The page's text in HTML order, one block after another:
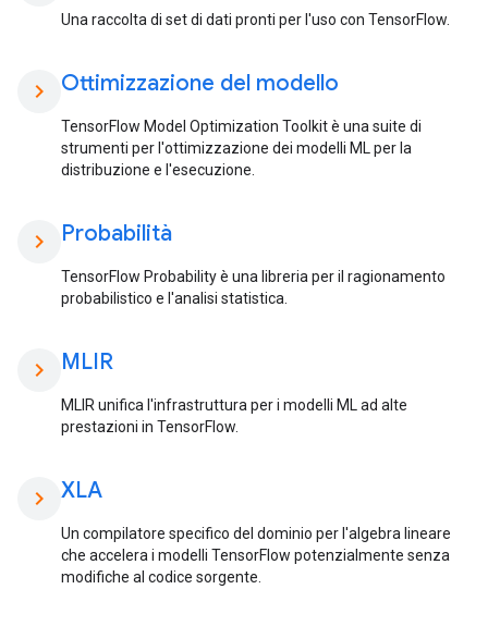
Una raccolta di set di dati pronti per l'uso con TensorFlow.
chevron_right Ottimizzazione del modello
TensorFlow Model Optimization Toolkit è una suite di
strumenti per l'ottimizzazione dei modelli ML per la
distribuzione e l'esecuzione.
chevron_right Probabilità
TensorFlow Probability è una libreria per il ragionamento
probabilistico e l'analisi statistica.
chevron_right MLIR
MLIR unifica l'infrastruttura per i modelli ML ad alte
prestazioni in TensorFlow.
chevron_right XLA
Un compilatore specifico del dominio per l'algebra lineare
che accelera i modelli TensorFlow potenzialmente senza
modifiche al codice sorgente.